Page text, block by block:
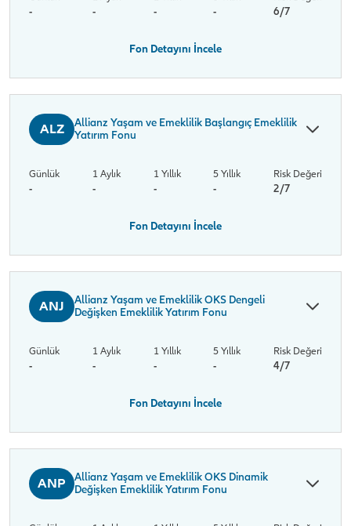
- - - - 6/7
Fon Detayını İncele
ALZ
Allianz Yaşam ve Emeklilik Başlangıç Emeklilik
Yatırım Fonu
Günlük
-
1 Aylık
-
1 Yıllık
-
5 Yıllık
-
Risk Değeri
2/7
Fon Detayını İncele
ANJ
Allianz Yaşam ve Emeklilik OKS Dengeli
Değişken Emeklilik Yatırım Fonu
Günlük
-
1 Aylık
-
1 Yıllık
-
5 Yıllık
-
Risk Değeri
4/7
Fon Detayını İncele
ANP
Allianz Yaşam ve Emeklilik OKS Dinamik
Değişken Emeklilik Yatırım Fonu